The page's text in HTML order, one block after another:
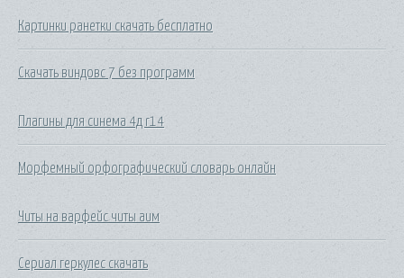
Картинки ранетки скачать бесплатно
Скачать виндовс 7 без программ
Плагины для синема 4д r14
Морфемный орфографический словарь онлайн
Читы на варфейс читы аим
Сериал геркулес скачать